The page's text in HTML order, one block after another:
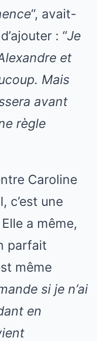
“, avait-
: “Je
et
Mais
avant
règle
Caroline
c’est une
a même,
parfait
même
si je n’ai
en